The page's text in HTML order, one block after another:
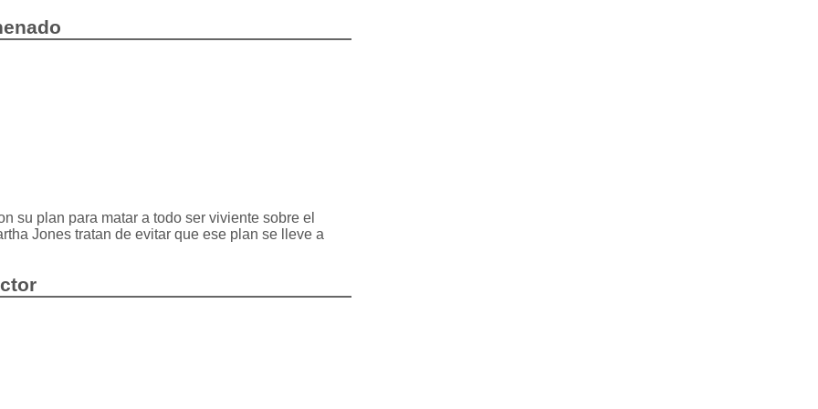
su plan para matar a todo ser viviente sobre el
Jones tratan de evitar que ese plan se lleve a